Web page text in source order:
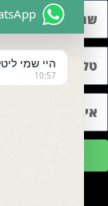
היי שמי
10:57